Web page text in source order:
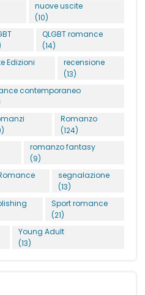
nuove uscite
(10)
QLGBT romance
(14)
Edizioni
recensione
(13)
contemporaneo
Romanzo
(124)
romanzo fantasy
(9)
segnalazione
(13)
Sport romance
(21)
Young Adult
(13)